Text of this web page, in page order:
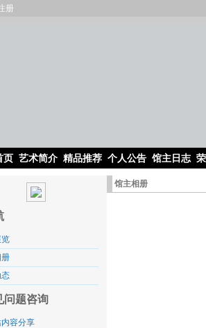
册
页 艺术简介 精品推荐 个人公告 馆主日志
问题咨询
容分享
馆主相册